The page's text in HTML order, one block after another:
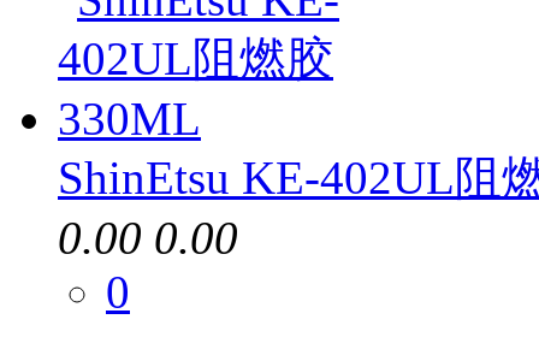
ShinEtsu KE-402UL阻
0.00 0.00
0